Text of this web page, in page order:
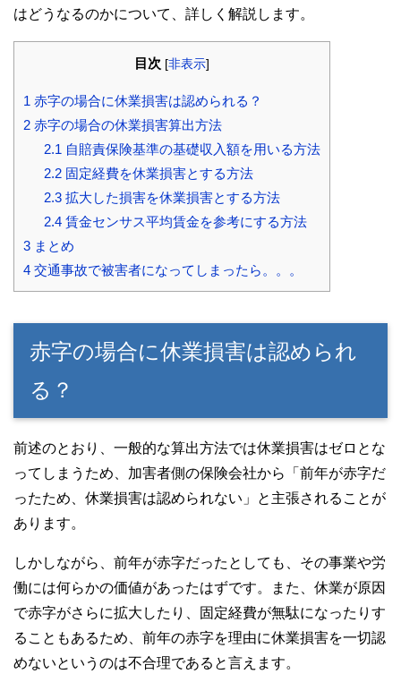
はどうなるのかについて、詳しく解説します。
目次 [非表示]
1 赤字の場合に休業損害は認められる？
2 赤字の場合の休業損害算出方法
2.1 自賠責保険基準の基礎収入額を用いる方法
2.2固定経費を休業損害とする方法
2.3拡大した損害を休業損害とする方法
2.4賃金センサス平均賃金を参考にする方法
3 まとめ
4 交通事故で被害者になってしまったら。。。
赤字の場合に休業損害は認められ
る？
前述のとおり、一般的な算出方法では休業損害はゼロとな
ってしまうため、加害者側の保険会社から「前年が赤字だ
ったため、休業損害は認められない」と主張されることが
あります。
しかしながら、前年が赤字だったとしても、その事業や労
働には何らかの価値があったはずです。また、休業が原因
で赤字がさらに拡大したり、固定経費が無駄になったりす
ることもあるため、前年の赤字を理由に休業損害を一切認
めないというのは不合理であると言えます。